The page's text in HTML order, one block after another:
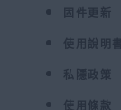
固件更新
使用說明書
私隱政策
使用條款